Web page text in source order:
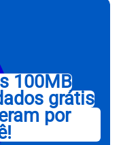
100MB
grátis
por